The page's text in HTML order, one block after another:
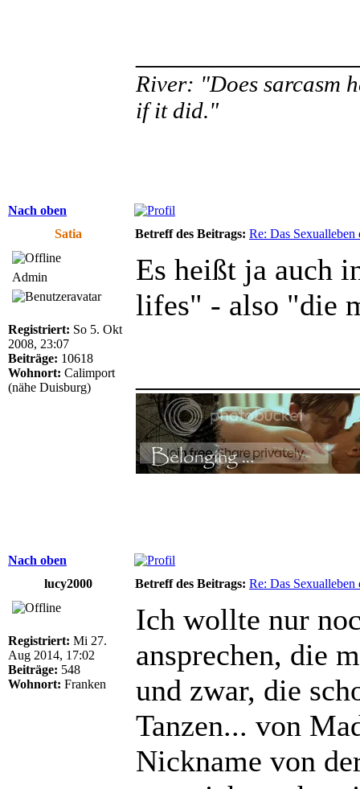
River: "Does sarcasm
if it did."
Nach oben
Satia
Betreff des Beitrags: Re: Das
Admin
Registriert: So 5. Okt
2008, 23:07
Beiträge: 10618
Wohnort: Calimport
(nähe Duisburg)
Es heißt ja auch
lifes" - also "die
Nach oben
lucy2000
Betreff des Beitrags: Re: Das
Registriert: Mi 27.
Aug 2014, 17:02
Beiträge: 548
Wohnort: Franken
Ich wollte nur
ansprechen, die
und zwar, die
Tanzen... von
Nickname von